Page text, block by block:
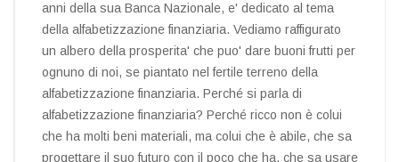
anni della sua Banca Nazionale, e' dedicato al tema
della alfabetizzazione finanziaria. Vediamo raffigurato
un albero della prosperita' che puo' dare buoni frutti per
ognuno di noi, se piantato nel fertile terreno della
alfabetizzazione finanziaria. Perché si parla di
alfabetizzazione finanziaria? Perché ricco non è colui
che ha molti beni materiali, ma colui che è abile, che sa
progettare il suo futuro con il poco che ha, che sa usare